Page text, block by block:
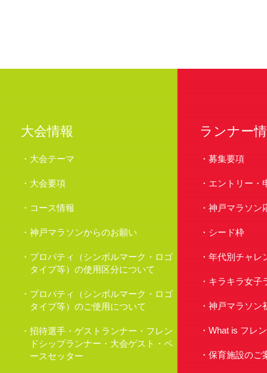
大会情報
大会テーマ
大会要項
コース情報
神戸マラソンからのお願い
プロパティ（シンボルマーク・ロゴ
タイプ等）の使用区分について
プロパティ（シンボルマーク・ロゴ
タイプ等）のご使用について
招待選手・ゲストランナー・フレン
ドシップランナー・大会ゲスト・ペ
ースセッター
ランナー
募集要項
エントリー・
神戸マラソン
シード枠
年代別チャレ
キラキラ女子
神戸マラソン
What is フレ
保育施設のご